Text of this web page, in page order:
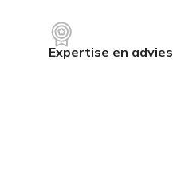
Expertise en advies